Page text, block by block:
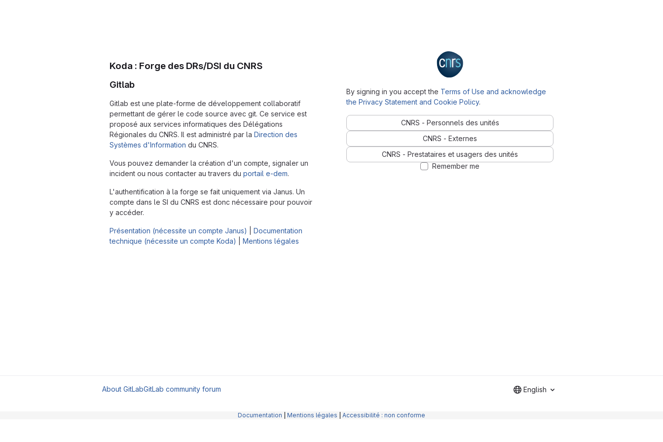
Koda : Forge des DRs/DSI du CNRS
Gitlab
Gitlab est une plate-forme de développement collaboratif
permettant de gérer le code source avec git. Ce service est
proposé aux services informatiques des Délégations
Régionales du CNRS. Il est administré par la Direction des
Systèmes d'Information du CNRS.
Vous pouvez demander la création d'un compte, signaler un
incident ou nous contacter au travers du portail e-dem.
L'authentification à la forge se fait uniquement via Janus. Un
compte dans le SI du CNRS est donc nécessaire pour pouvoir
y accéder.
Présentation (nécessite un compte Janus)
Documentation
technique (nécessite un compte Koda)
Mentions légales
By signing in you accept the Terms of Use and acknowledge
the Privacy Statement and Cookie Policy.
CNRS - Personnels des unités
CNRS - Externes
CNRS - Prestataires et usagers des unités
Remember me
About GitLabGitLab community forum English
Documentation Mentions légales Accessibilité : non conforme